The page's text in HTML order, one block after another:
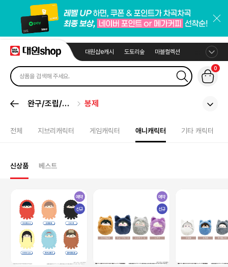
대원샵e캐시 도토리숲 마블컬렉션
0
완구/조립/봉
봉제
전체 지브리캐릭터 게임캐릭터 애니캐릭터 기타 캐릭터
신상품 베스트
예약
신규
예약
신규